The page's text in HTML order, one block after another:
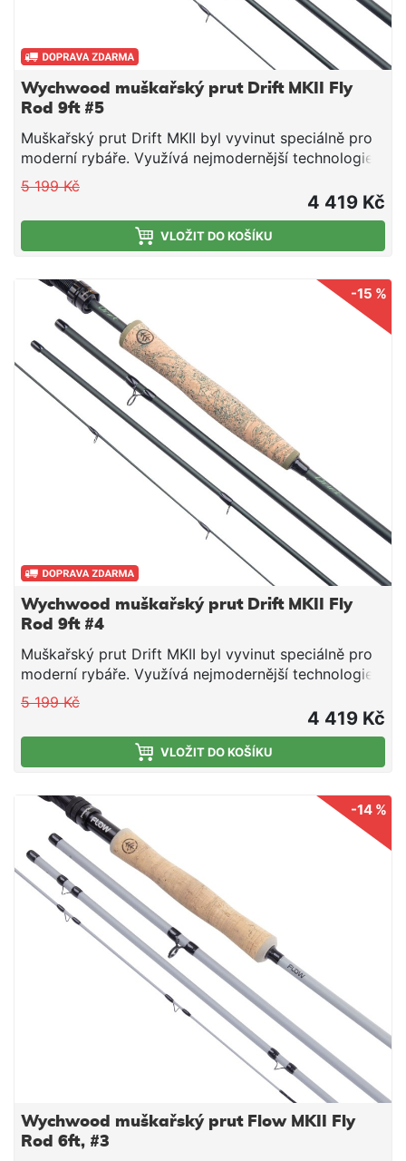
Wychwood muškařský prut Drift MKII Fly
Rod 9ft #5
Muškařský prut Drift MKII byl vyvinut speciálně pro
moderní rybáře. Využívá nejmodernější technologie s
použitím vysokého stupně multi-modulovaného
uhlíkového materiálu, je neuvěřitelně lehký a lze si
vybrat hned z několika modelů dle konkrétních
5 199 Kč
4 419 Kč
VLOŽIT DO KOŠÍKU
-15 %
Wychwood muškařský prut Drift MKII Fly
Rod 9ft #4
Muškařský prut Drift MKII byl vyvinut speciálně pro
moderní rybáře. Využívá nejmodernější technologie s
použitím vysokého stupně multi-modulovaného
uhlíkového materiálu, je neuvěřitelně lehký a lze si
vybrat hned z několika modelů dle konkrétních
5 199 Kč
4 419 Kč
VLOŽIT DO KOŠÍKU
-14 %
Wychwood muškařský prut Flow MKII Fly
Rod 6ft, #3